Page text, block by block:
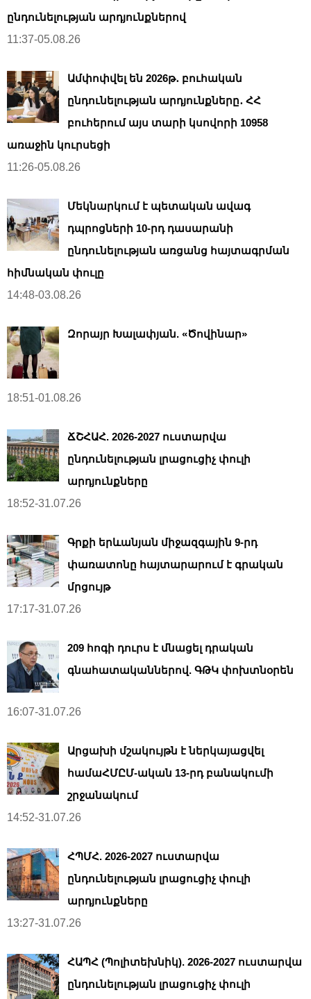
ընդունելության արդյունքներով
11:37-05.08.26
Ամփոփվել են 2026թ․ բուհական
ընդունելության արդյունքները․ ՀՀ
բուհերում այս տարի կսովորի 10958
առաջին կուրսեցի
11:26-05.08.26
Մեկնարկում է պետական ավագ
դպրոցների 10-րդ դասարանի
ընդունելության առցանց հայտագրման
հիմնական փուլը
14:48-03.08.26
Զորայր Խալափյան. «Ծովինար»
18:51-01.08.26
ՃՇՀԱՀ. 2026-2027 ուստարվա
ընդունելության լրացուցիչ փուլի
արդյունքները
18:52-31.07.26
Գրքի երևանյան միջազգային 9-րդ
փառատոնը հայտարարում է գրական
մրցույթ
17:17-31.07.26
209 հոգի դուրս է մնացել դրական
գնահատականներով. ԳԹԿ փոխտնօրեն
16:07-31.07.26
Արցախի մշակույթն է ներկայացվել
համաՀՄԸՄ-ական 13-րդ բանակումի
շրջանակում
14:52-31.07.26
ՀՊՄՀ. 2026-2027 ուստարվա
ընդունելության լրացուցիչ փուլի
արդյունքները
13:27-31.07.26
ՀԱՊՀ (Պոլիտեխնիկ). 2026-2027 ուստարվա
ընդունելության լրացուցիչ փուլի